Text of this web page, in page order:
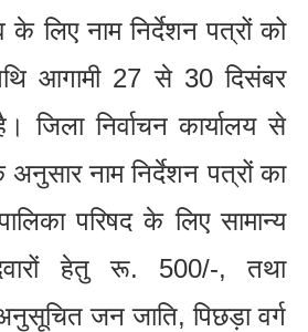
के लिए नाम निर्देशन पत्रों को
आगामी 27 से 30 दिसंबर
निर्वाचन कार्यालय से
अनुसार नाम निर्देशन पत्रों का
परिषद के लिए सामान्य
हेतु रू. 500/-, तथा
जन जाति, पिछड़ा वर्ग